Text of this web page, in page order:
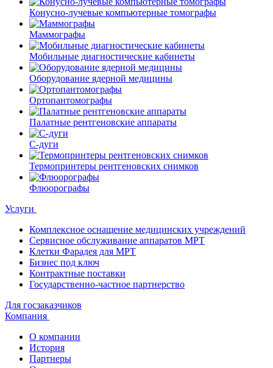
Конусно-лучевые компьютерные томографы
Маммографы
Мобильные диагностические кабинеты
Оборудование ядерной медицины
Ортопантомографы
Палатные рентгеновские аппараты
С-дуги
Термопринтеры рентгеновских снимков
Флюорографы
Услуги
Комплексное оснащение медицинских учреждений
Сервисное обслуживание аппаратов МРТ
Клетки Фарадея для МРТ
Бизнес под ключ
Контрактные поставки
Государственно-частное партнерство
Для госзаказчиков
Компания
О компании
История
Партнеры